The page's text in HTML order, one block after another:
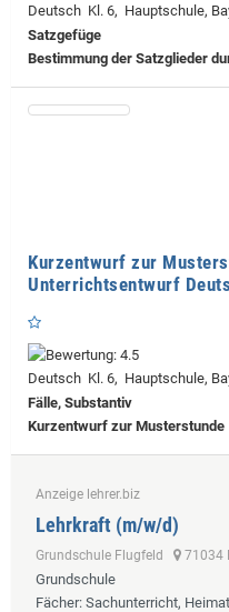
Deutsch Kl. 6, Hauptschule,
Satzgefüge
Bestimmung der Satzglieder
Kurzentwurf zur
Unterrichtsentwurf
Deutsch Kl. 6, Hauptschule,
Fälle, Substantiv
Kurzentwurf zur Musterstunde
Anzeige lehrer.biz
Lehrkraft (m/w/d)
Grundschule Flugfeld 71034
Grundschule
Fächer: Sachunterricht,